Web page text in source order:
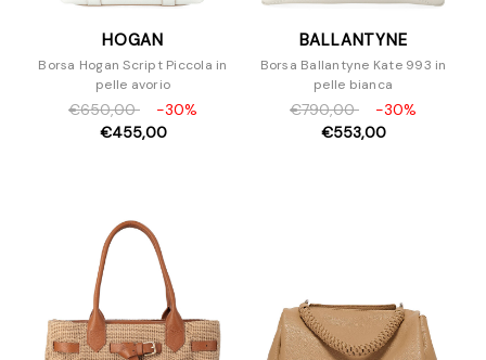
HOGAN
Borsa Hogan Script Piccola in
pelle avorio
€650,00
-30%
€455,00
BALLANTYNE
Borsa Ballantyne Kate 993 in
pelle bianca
€790,00
-30%
€553,00